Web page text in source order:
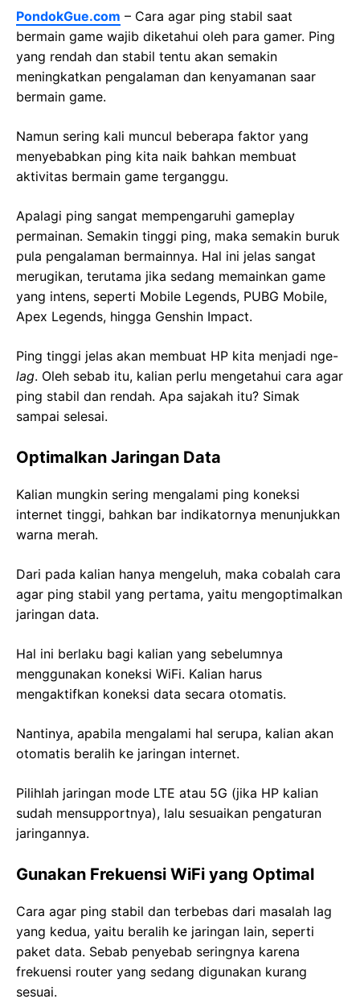
PondokGue.com – Cara agar ping stabil saat
bermain game wajib diketahui oleh para gamer. Ping
yang rendah dan stabil tentu akan semakin
meningkatkan pengalaman dan kenyamanan saar
bermain game.
Namun sering kali muncul beberapa faktor yang
menyebabkan ping kita naik bahkan membuat
aktivitas bermain game terganggu.
Apalagi ping sangat mempengaruhi gameplay
permainan. Semakin tinggi ping, maka semakin buruk
pula pengalaman bermainnya. Hal ini jelas sangat
merugikan, terutama jika sedang memainkan game
yang intens, seperti Mobile Legends, PUBG Mobile,
Apex Legends, hingga Genshin Impact.
Ping tinggi jelas akan membuat HP kita menjadi nge-
lag. Oleh sebab itu, kalian perlu mengetahui cara agar
ping stabil dan rendah. Apa sajakah itu? Simak
sampai selesai.
Optimalkan Jaringan Data
Kalian mungkin sering mengalami ping koneksi
internet tinggi, bahkan bar indikatornya menunjukkan
warna merah.
Dari pada kalian hanya mengeluh, maka cobalah cara
agar ping stabil yang pertama, yaitu mengoptimalkan
jaringan data.
Hal ini berlaku bagi kalian yang sebelumnya
menggunakan koneksi WiFi. Kalian harus
mengaktifkan koneksi data secara otomatis.
Nantinya, apabila mengalami hal serupa, kalian akan
otomatis beralih ke jaringan internet.
Pilihlah jaringan mode LTE atau 5G (jika HP kalian
sudah mensupportnya), lalu sesuaikan pengaturan
jaringannya.
Gunakan Frekuensi WiFi yang Optimal
Cara agar ping stabil dan terbebas dari masalah lag
yang kedua, yaitu beralih ke jaringan lain, seperti
paket data. Sebab penyebab seringnya karena
frekuensi router yang sedang digunakan kurang
sesuai.